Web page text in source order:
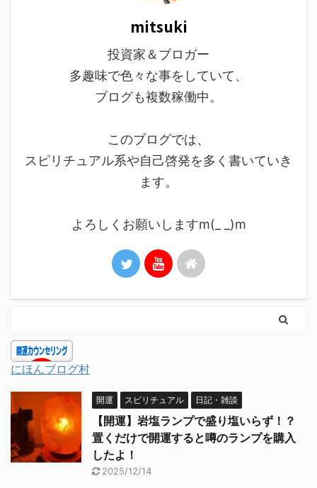
mitsuki
投資家＆ブロガー
多趣味で色々な事をしていて、
ブログも複数稼働中。
このブログでは、
スピリチュアル系や自己啓発を多く書いていき
ます。
よろしくお願いしますm(_ _)m
にほんブログ村
開運 スピリチュアル 日記・雑談
【開運】岩塩ランプで盛り塩いらず！？
置くだけで開運すると噂のランプを購入
したよ！
2025/12/14